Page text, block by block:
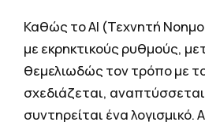
Καθώς το ΑΙ (Τεχνητή
με εκρηκτικούς ρυθμούς,
θεμελιωδώς τον τρόπο με
σχεδιάζεται,
συντηρείται ένα λογισμικό.